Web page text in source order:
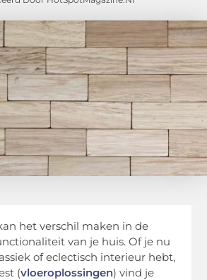
het verschil maken in de
van je huis. Of je nu
of eclectisch interieur hebt,
(vloeroplossingen) vind je